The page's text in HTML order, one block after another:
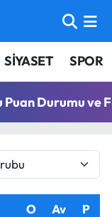
SİYASET SPOR
Puan Durumu ve
O Av
P